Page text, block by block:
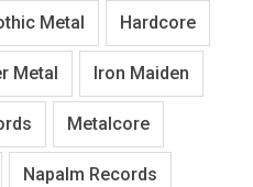
Metal Hardcore
Metal Iron Maiden
Metalcore
Napalm Records